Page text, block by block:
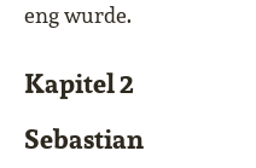
eng wurde.
Kapitel 2
Sebastian